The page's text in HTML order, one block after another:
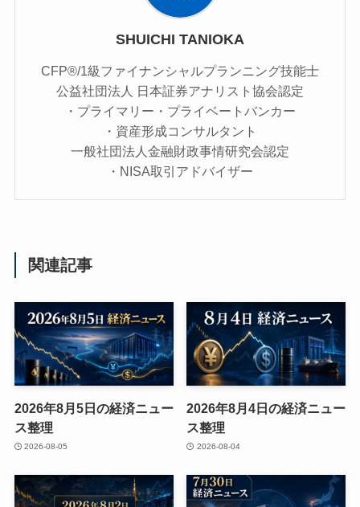
SHUICHI TANIOKA
CFP®/1級ファイナンシャルプランニング技能士
公益社団法人 日本証券アナリスト協会認定
・プライマリー・プライベートバンカー
・資産形成コンサルタント
一般社団法人金融財政事情研究会認定
・NISA取引アドバイザー
関連記事
2026年8月5日の経済ニュー
ス整理
2026-08-05
2026年8月4日の経済ニュー
ス整理
2026-08-04